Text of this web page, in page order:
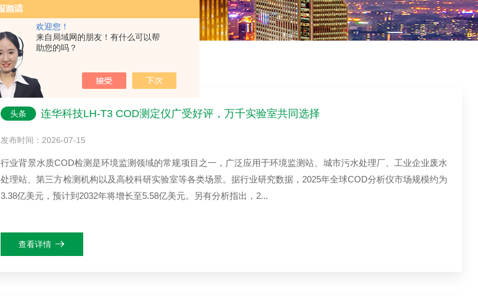
欢迎您！
来自局域网的朋友！有什么可以帮
助您的吗？
头条 连华科技LH-T3 COD测定仪广受好评，万千实验室共同选择
发布时间：2026-07-15
行业背景水质COD检测是环境监测领域的常规项目之一，广泛应用于环境监测站、城市污水处理厂、工业企业废水
处理站、第三方检测机构以及高校科研实验室等各类场景。据行业研究数据，2025年全球COD分析仪市场规模约为
3.38亿美元，预计到2032年将增长至5.58亿美元。另有分析指出，2...
查看详情